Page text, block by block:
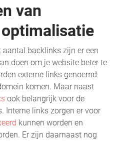
van
backlinks zijn er een
doen om je website beter te
externe links genoemd
komen. Maar naast
ook belangrijk voor de
Interne links zorgen er voor
kunnen worden en
Er zijn daarnaast nog